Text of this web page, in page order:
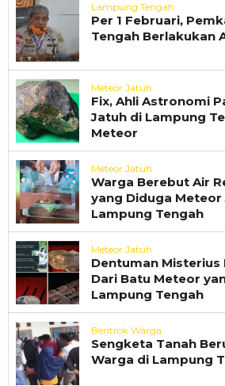
Lampung Tengah
Per 1 Februari,
Tengah Berlakukan
Meteor Jatuh
Fix, Ahli Astronomi
Jatuh di Lampung
Meteor
Meteor Jatuh
Warga Berebut Air
yang Diduga Meteor
Lampung Tengah
Meteor Jatuh
Dentuman Misterius
Dari Batu Meteor
Lampung Tengah
Bentrok Warga
Sengketa Tanah
Warga di Lampung